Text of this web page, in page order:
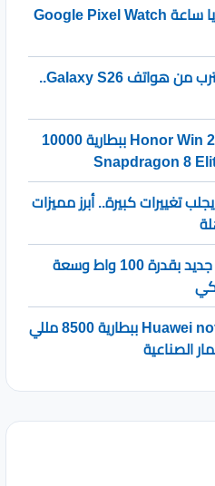
تسريب جديد يكشف أهم مزايا ساعة Google Pixel Watch
تحديث One UI 9 Beta 5 يقترب من هواتف Galaxy S26..
تسريب يكشف موعد إطلاق Honor Win 2 ببطارية 10000
تغييرات كبيرة.. أبرز مميزات
هواوي تكشف عن باور بانك جديد بقدرة 100 واط وسعة
الإعلان رسميًا عن Huawei nova 16 SE ببطارية 8500 مللي
الصناعية